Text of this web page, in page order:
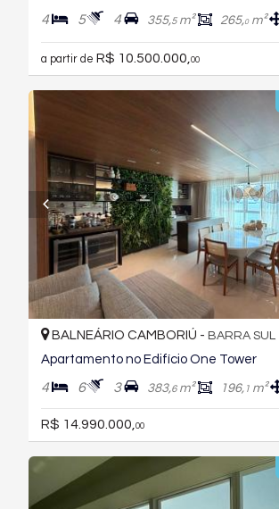
4 5 4 355,5m² 265,0m²
a partir de R$ 10.500.000, 00
BALNEÁRIO CAMBORIÚ - BARRA SUL
Apartamento no Edifício One Tower
4 6 3 383,6m² 196, 1 m²
R$ 14.990.000,00